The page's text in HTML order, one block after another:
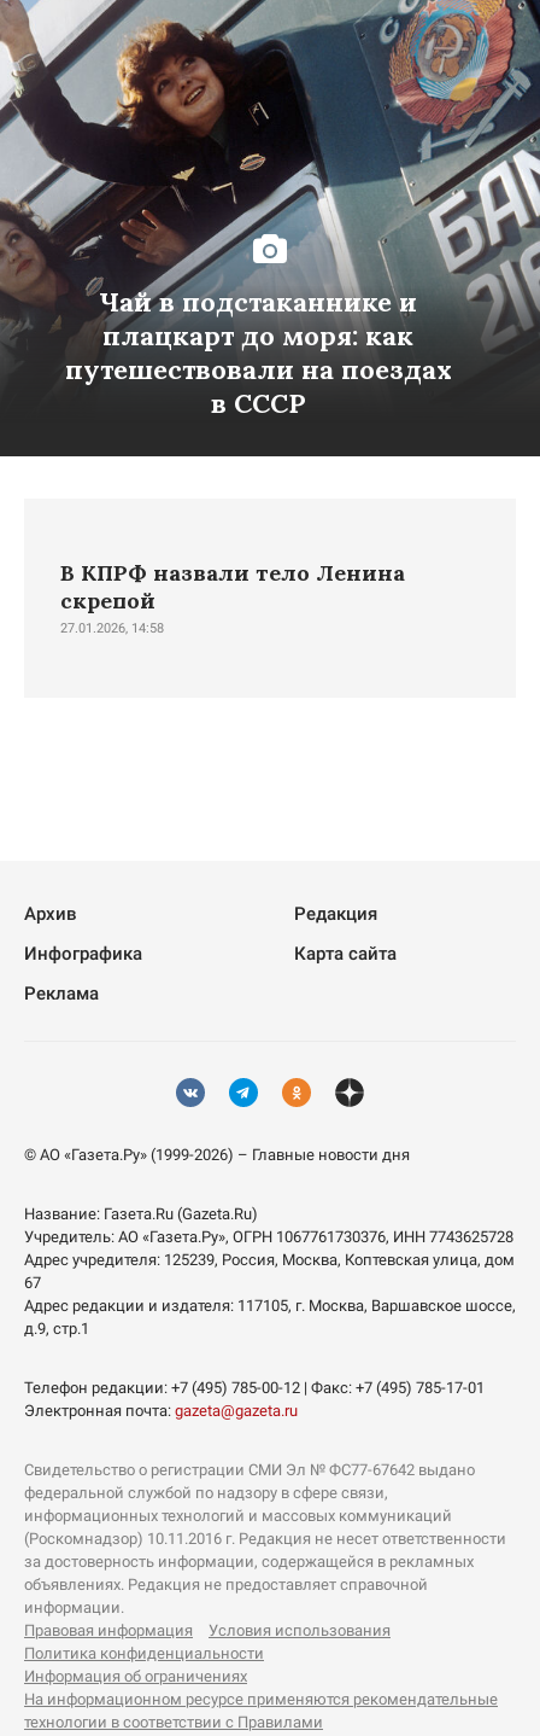
Чай в подстаканнике и
плацкарт до моря: как
путешествовали на поездах
в СССР
В КПРФ назвали тело Ленина
скрепой
27.01.2026, 14:58
Архив
Редакция
Инфографика
Карта сайта
Реклама
© АО «Газета.Ру» (1999-2026) – Главные новости дня
Название: Газета.Ru (Gazeta.Ru)
Учредитель: АО «Газета.Ру», ОГРН 1067761730376, ИНН 7743625728
Адрес учредителя: 125239, Россия, Москва, Коптевская улица, дом
67
Адрес редакции и издателя: 117105, г. Москва, Варшавское шоссе,
д.9, стр.1
Телефон редакции: +7 (495) 785-00-12 | Факс: +7 (495) 785-17-01
Электронная почта: gazeta@gazeta.ru
Свидетельство о регистрации СМИ Эл № ФС77-67642 выдано
федеральной службой по надзору в сфере связи,
информационных технологий и массовых коммуникаций
(Роскомнадзор) 10.11.2016 г. Редакция не несет ответственности
за достоверность информации, содержащейся в рекламных
объявлениях. Редакция не предоставляет справочной
информации.
Правовая информация
Условия использования
Политика конфиденциальности
Информация об ограничениях
На информационном ресурсе применяются рекомендательные
технологии в соответствии с Правилами